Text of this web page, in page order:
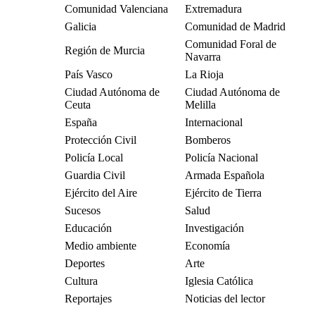
Comunidad Valenciana
Extremadura
Galicia
Comunidad de Madrid
Región de Murcia
Comunidad Foral de
Navarra
País Vasco
La Rioja
Ciudad Autónoma de
Ceuta
Ciudad Autónoma de
Melilla
España
Internacional
Protección Civil
Bomberos
Policía Local
Policía Nacional
Guardia Civil
Armada Española
Ejército del Aire
Ejército de Tierra
Sucesos
Salud
Educación
Investigación
Medio ambiente
Economía
Deportes
Arte
Cultura
Iglesia Católica
Reportajes
Noticias del lector